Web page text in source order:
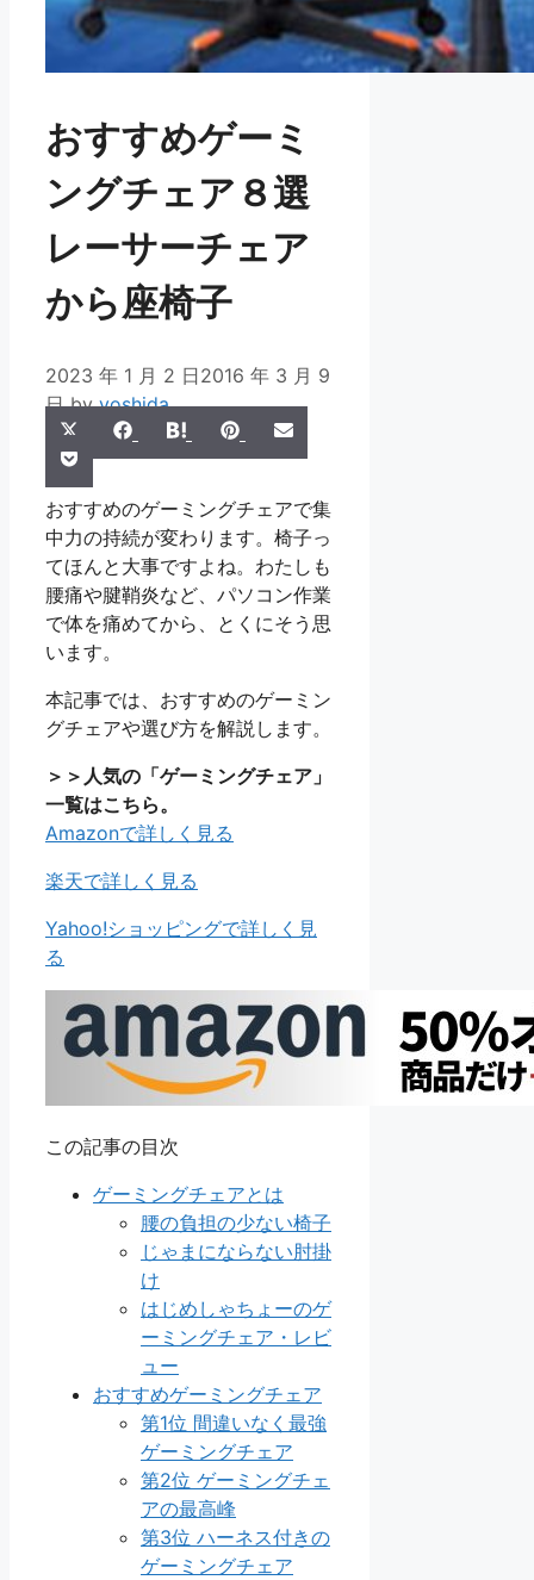
おすすめゲーミ
ングチェア８選
レーサーチェア
から座椅子
2023 年 1 月 2 日2016 年 3 月 9
日 byyoshida
Share
on
(Twitter)
Share
on
Facebook
Share
on
Hatena Share
on
PinterestShare
on
Share
on
Pocket
おすすめのゲーミングチェアで集
中力の持続が変わります。椅子っ
てほんと大事ですよね。わたしも
腰痛や腱鞘炎など、パソコン作業
で体を痛めてから、とくにそう思
います。
本記事では、おすすめのゲーミン
グチェアや選び方を解説します。
＞＞人気の「ゲーミングチェア」
一覧はこちら。
Amazonで詳しく見る
楽天で詳しく見る
Yahoo!ショッピングで詳しく見
る
この記事の目次
ゲーミングチェアとは
腰の負担の少ない椅子
じゃまにならない肘掛
け
はじめしゃちょーのゲ
ーミングチェア・レビ
ュー
おすすめゲーミングチェア
第1位 間違いなく最強
ゲーミングチェア
第2位 ゲーミングチェ
アの最高峰
第3位 ハーネス付きの
ゲーミングチェア